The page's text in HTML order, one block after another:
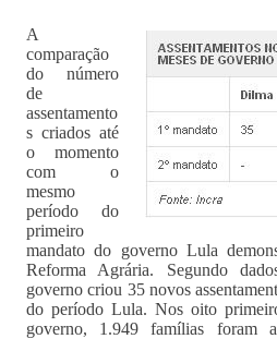
A
comparação
do número
de
assentamento
s criados até
o momento
com o
mesmo
período do
primeiro
mandato do governo Lula
Reforma Agrária. Segundo
governo criou 35 novos
do período Lula. Nos oito
governo, 1.949 famílias foram